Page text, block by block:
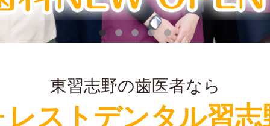
東習志野の歯医者なら
レストデンタル習志